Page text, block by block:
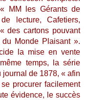
MM les Gérants de
lecture, Cafetiers,
des cartons pouvant
Monde Plaisant ».
la mise en vente
temps, la série
journal de 1878, « afin
procurer facilement
évidence, le succès